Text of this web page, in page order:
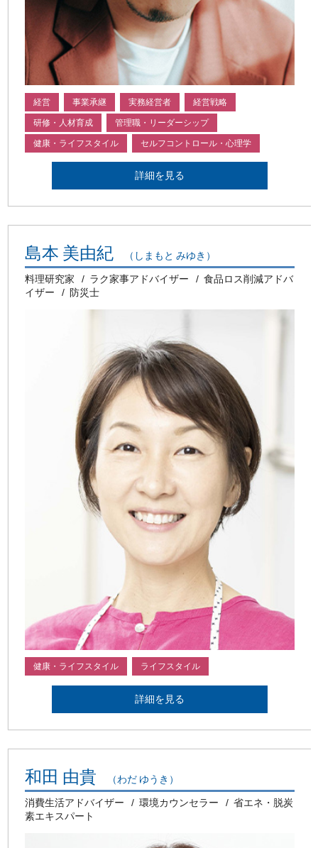
経営 事業承継 実務経営者 経営戦略
研修・人材育成 管理職・リーダーシップ
健康・ライフスタイル セルフコントロール・心理学
詳細を見る
島本 美由紀 （しまもと みゆき）
料理研究家 ラク家事アドバイザー
食品ロス削減アドバ
イザー
防災士
健康・ライフスタイル ライフスタイル
詳細を見る
和田 由貴 （わだ ゆうき）
消費生活アドバイザー 環境カウンセラー
省エネ・脱炭
素エキスパート